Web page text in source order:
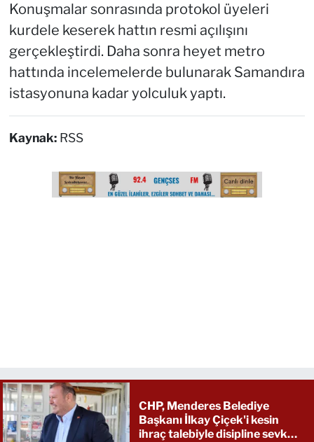
Konuşmalar sonrasında protokol üyeleri
kurdele keserek hattın resmi açılışını
gerçekleştirdi. Daha sonra heyet metro
hattında incelemelerde bulunarak Samandıra
istasyonuna kadar yolculuk yaptı.
Kaynak: RSS
CHP, Menderes Belediye
Başkanı İlkay Çiçek'i kesin
ihraç talebiyle disipline sevk